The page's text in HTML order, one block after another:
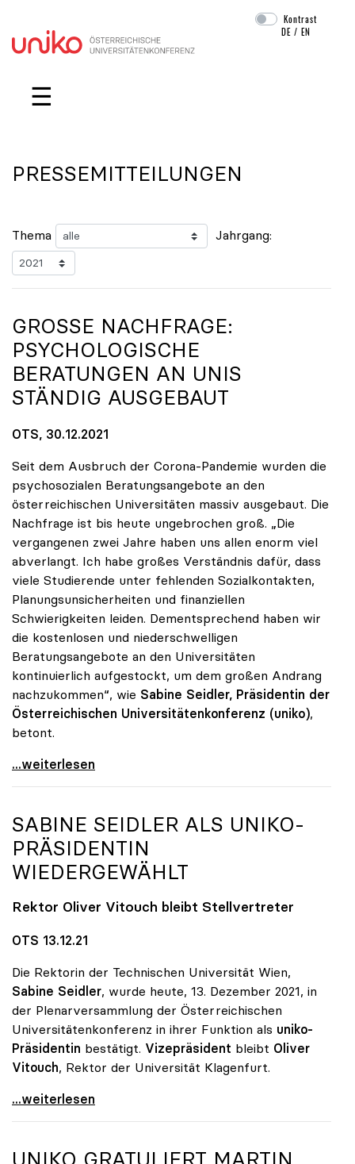
Navigation überspringen
Kontrast
DE /EN
☰
PRESSEMITTEILUNGEN
Thema Jahrgang:
GROSSE NACHFRAGE: P
SYCHOLOGISCHE B
ERATUNGEN AN UNIS S
TÄNDIG AUSGEBAUT
OTS, 30.12.2021
Seit dem Ausbruch der Corona-Pandemie wurden die
psychosozialen Beratungsangebote an den
österreichischen Universitäten massiv ausgebaut. Die
Nachfrage ist bis heute ungebrochen groß. „Die
vergangenen zwei Jahre haben uns allen enorm viel
abverlangt. Ich habe großes Verständnis dafür, dass
viele Studierende unter fehlenden Sozialkontakten,
Planungsunsicherheiten und finanziellen
Schwierigkeiten leiden. Dementsprechend haben wir
die kostenlosen und niederschwelligen
Beratungsangebote an den Universitäten
kontinuierlich aufgestockt, um dem großen Andrang
nachzukommen“, wie Sabine Seidler, Präsidentin der
Österreichischen Universitätenkonferenz (uniko),
betont.
Große Nachfrage: Psychologische Beratungen an Unis
...weiterlesen
SABINE SEIDLER ALS UNIKO-
PRÄSIDENTIN
WIEDERGEWÄHLT
Rektor Oliver Vitouch bleibt Stellvertreter
OTS 13.12.21
Die Rektorin der Technischen Universität Wien,
Sabine Seidler, wurde heute, 13. Dezember 2021, in
der Plenarversammlung der Österreichischen
Universitätenkonferenz in ihrer Funktion als uniko-
Präsidentin bestätigt. Vizepräsident bleibt Oliver
Vitouch, Rektor der Universität Klagenfurt.
Sabine Seidler als uniko-Präsidentin wiedergewählt
...weiterlesen